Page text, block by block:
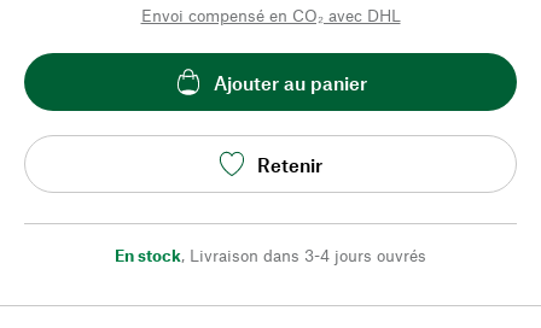
Envoi compensé en CO₂ avec DHL
Ajouter au panier
Retenir
En stock, Livraison dans 3-4 jours ouvrés